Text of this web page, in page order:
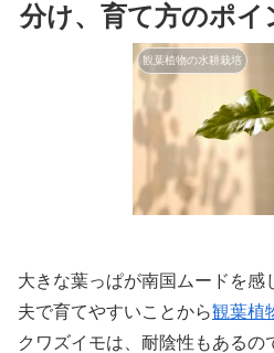
分け、育て方のポイ
観葉植物の水耕栽培
大きな葉っぱが南国ムードを感
夫で育てやすいことから観葉植
クワズイモは、耐陰性もあるの